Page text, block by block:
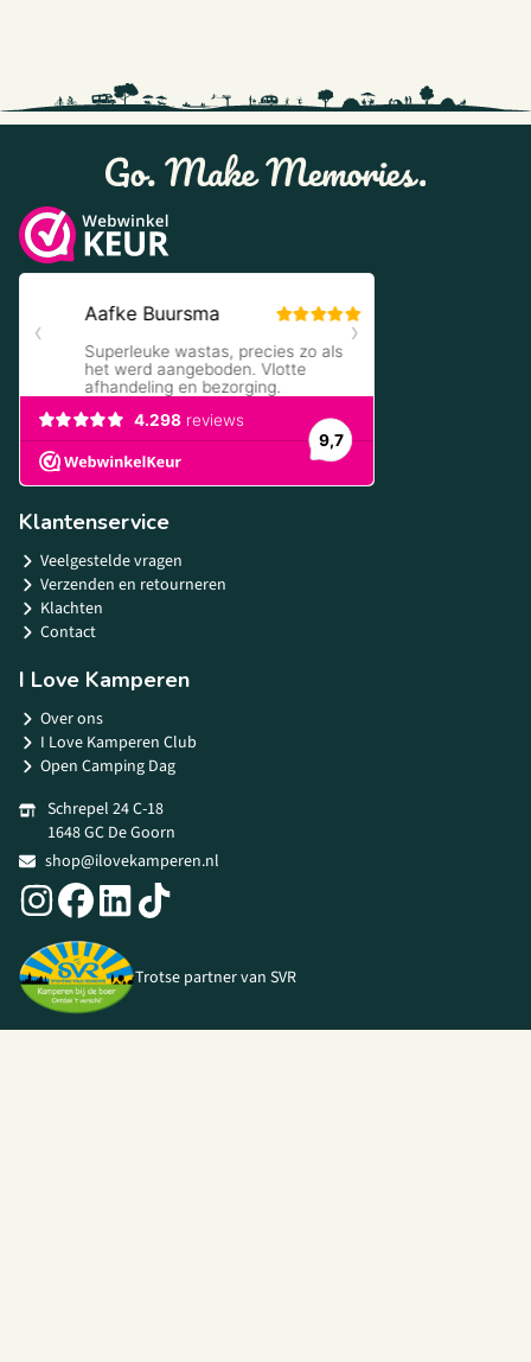
Klantenservice
Veelgestelde vragen
Verzenden en retourneren
Klachten
Contact
I Love Kamperen
Over ons
I Love Kamperen Club
Open Camping Dag
Schrepel 24 C-18
1648 GC De Goorn
shop@ilovekamperen.nl
Trotse partner van SVR